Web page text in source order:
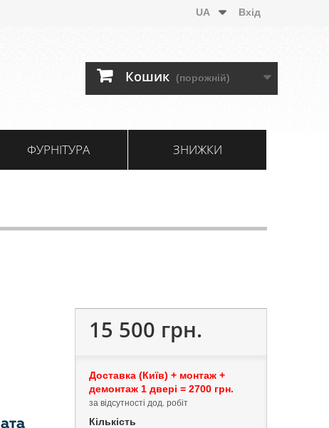
Вхід
UA
Кошик (порожній)
ФУРНІТУРА ЗНИЖКИ
15 500 грн.
Доставка (Київ) + монтаж +
демонтаж 1 двері = 2700 грн.
за відсутності дод. робіт
Кількість